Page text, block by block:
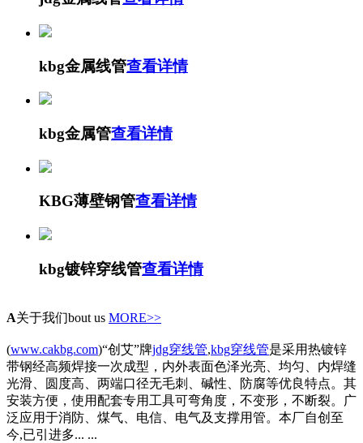
kbg金属线管查看详情
kbg金属管查看详情
KBG薄壁钢管查看详情
kbg镀锌穿线管查看详情
A关于我们bout us MORE>>
(www.cakbg.com)“创艾”牌jdg穿线管,kbg穿线管是采用热镀锌
带钢经高频焊接一次成型，内外表面色泽光亮、均匀、内焊缝
光滑、圆度高、两端口径无毛刺、碱性、防腐等优良特点。其
安装方便，使用配套专用工具可弯角度，不变形，不断裂。广
泛应用于消防、煤气、电信、电气及支撑用管。本厂自创至
今,已引进多... ...